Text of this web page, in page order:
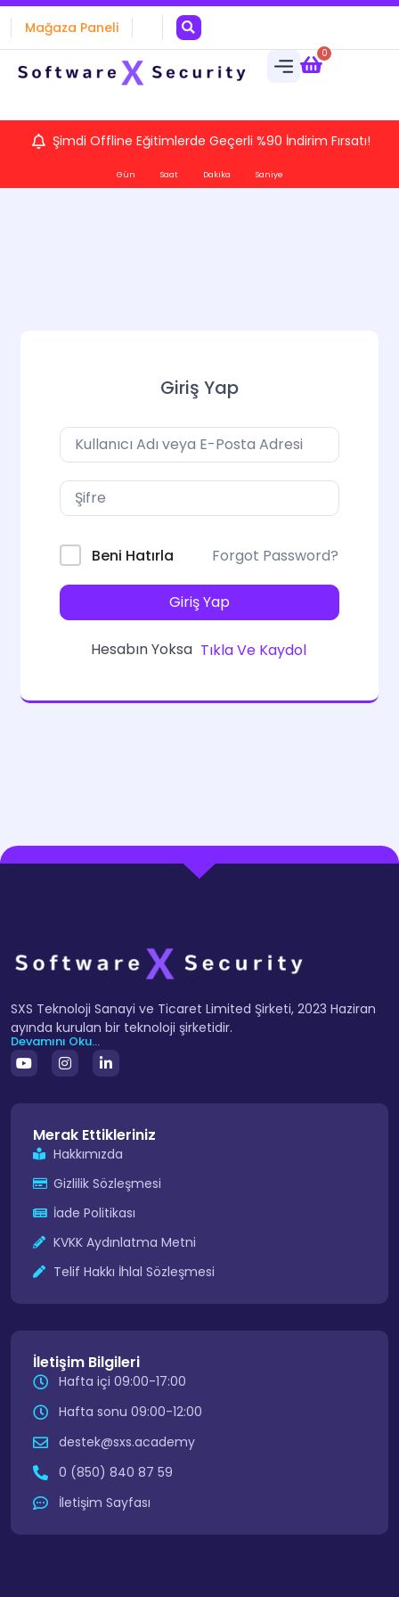
Mağaza Paneli
0
Şimdi Offline Eğitimlerde Geçerli %90 İndirim Fırsatı!
Gün Saat Dakika Saniye
Giriş Yap
Beni Hatırla Forgot Password?
Giriş Yap
Hesabın Yoksa Tıkla Ve Kaydol
SXS Teknoloji Sanayi ve Ticaret Limited Şirketi, 2023 Haziran
ayında kurulan bir teknoloji şirketidir.
Devamını Oku...
Merak Ettikleriniz
Hakkımızda
Gizlilik Sözleşmesi
İade Politikası
KVKK Aydınlatma Metni
Telif Hakkı İhlal Sözleşmesi
İletişim Bilgileri
Hafta içi 09:00-17:00
Hafta sonu 09:00-12:00
destek@sxs.academy
0 (850) 840 87 59
İletişim Sayfası